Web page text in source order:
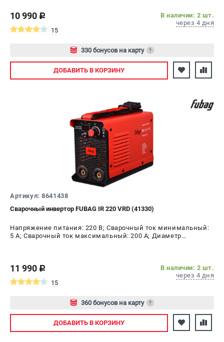
10 990 c
В наличии: 2 шт.
через 4 дня
15
330 бонусов на карту ?
Авторизуйтесь
ДОБАВИТЬ В КОРЗИНУ
Артикул: 8641438
Сварочный инвертор FUBAG IR 220 VRD (41330)
Напряжение питания: 220 В; Сварочный ток минимальный:
5 А; Сварочный ток максимальный: 200 А; Диаметр
11 990 c
В наличии: 2 шт.
через 4 дня
15
360 бонусов на карту ?
Авторизуйтесь
ДОБАВИТЬ В КОРЗИНУ